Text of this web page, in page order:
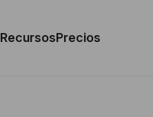
RecursosPrecios